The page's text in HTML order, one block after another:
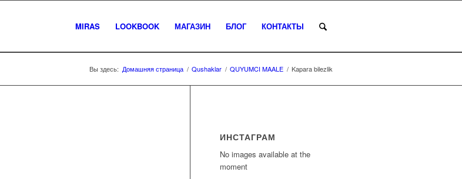
MIRAS LOOKBOOK МАГАЗИН БЛОГ КОНТАКТЫ
Вы здесь: Домашняя страница / Qushaklar / QUYUMCI MAALE / Kapara bilezlik
ИНСТАГРАМ
No images available at the
moment